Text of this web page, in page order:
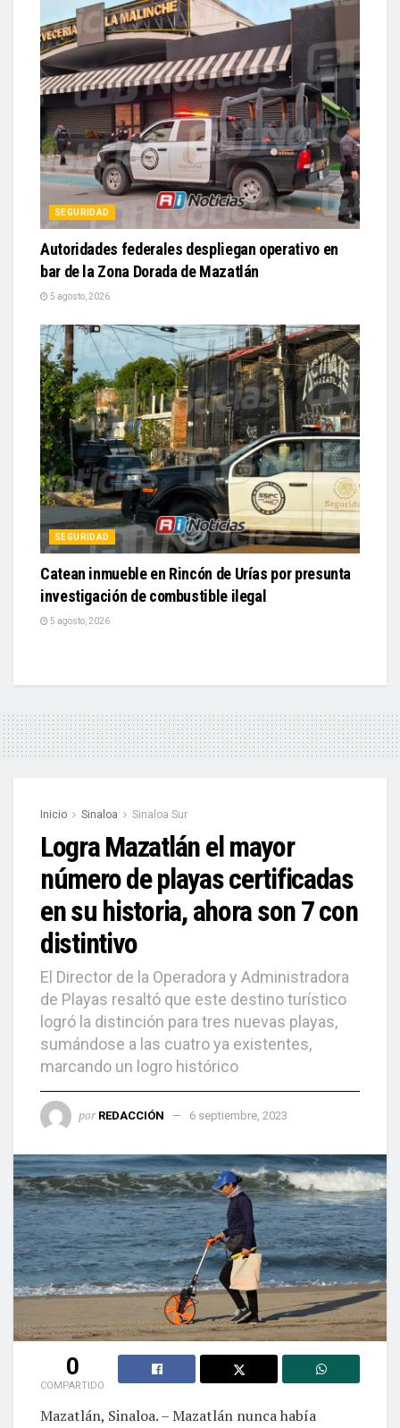
SEGURIDAD
Autoridades federales despliegan operativo en
bar de la Zona Dorada de Mazatlán
5 agosto, 2026
SEGURIDAD
Catean inmueble en Rincón de Urías por presunta
investigación de combustible ilegal
5 agosto, 2026
Inicio Sinaloa Sinaloa Sur
Logra Mazatlán el mayor
número de playas certificadas
en su historia, ahora son 7 con
distintivo
El Director de la Operadora y Administradora
de Playas resaltó que este destino turístico
logró la distinción para tres nuevas playas,
sumándose a las cuatro ya existentes,
marcando un logro histórico
por REDACCIÓN 6 septiembre, 2023
0
COMPARTIDO
Mazatlán, Sinaloa. – Mazatlán nunca había